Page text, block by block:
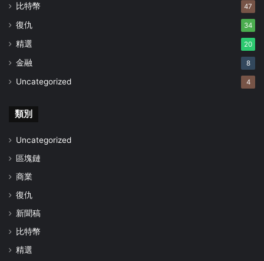
比特幣 47
復仇 34
精選 20
金融 8
Uncategorized 4
類別
Uncategorized
區塊鏈
商業
復仇
新聞稿
比特幣
精選